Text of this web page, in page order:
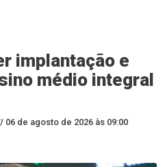
implantação e
médio integral
06 de agosto de 2026 às 09:00